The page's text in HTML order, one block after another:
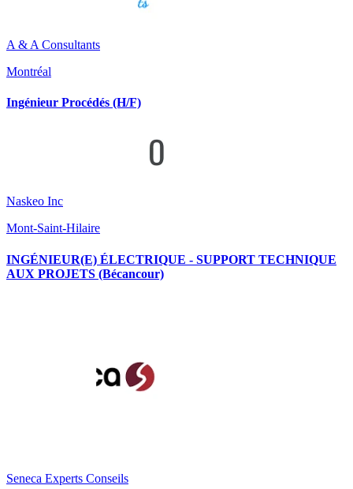
A & A Consultants
Montréal
Ingénieur Procédés (H/F)
Naskeo Inc
Mont-Saint-Hilaire
INGÉNIEUR(E) ÉLECTRIQUE - SUPPORT TECHNIQUE
AUX PROJETS (Bécancour)
Seneca Experts Conseils